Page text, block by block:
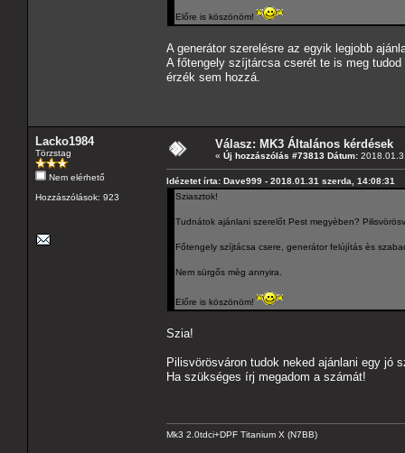
Előre is köszönöm!
A generátor szerelésre az egyik legjobb
A főtengely szíjtárcsa cserét te is meg
érzék sem hozzá.
Lacko1984
Törzstag
Nem elérhető
Hozzászólások: 923
Válasz: MK3 Általános kérdések
« Új hozzászólás #73813 Dátum:
Idézetet írta: Dave999 - 2018.01.31 szerda, 14:08:31
Sziasztok!
Tudnátok ajánlani szerelőt Pest megyèben?
Főtengely szíjtácsa csere, generátor felújítás ès
Nem sürgős mèg annyira.
Előre is köszönöm!
Szia!
Pilisvörösváron tudok neked ajánlani egy jó
Ha szükséges írj megadom a számát!
Mk3 2.0tdci+DPF Titanium X (N7BB)